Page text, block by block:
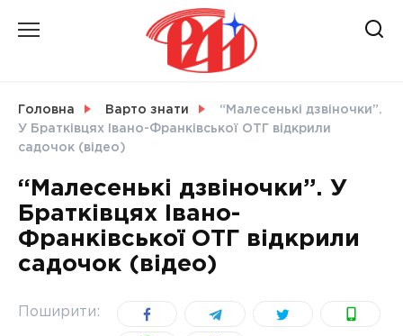
СВІТ
УКРАЇНА
Головна Варто знати
“Малесенькі дзвіночки”.
У Братківцях Івано-Франківської ОТГ відкрили
садочок (відео)
“Малесенькі дзвіночки”. У
Братківцях Івано-
Франківської ОТГ відкрили
садочок (відео)
Поширити: